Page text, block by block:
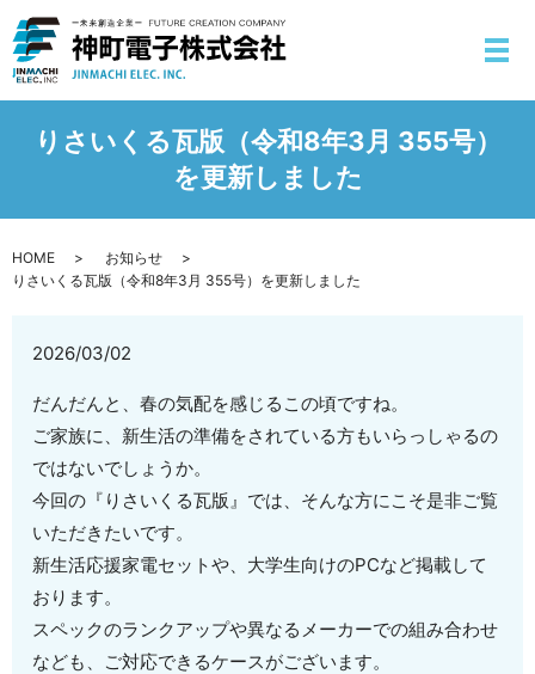
りさいくる瓦版（令和8年3月 355号）
を更新しました
HOME
お知らせ
りさいくる瓦版（令和8年3月 355号）を更新しました
2026/03/02
だんだんと、春の気配を感じるこの頃ですね。
ご家族に、新生活の準備をされている方もいらっしゃるの
ではないでしょうか。
今回の『りさいくる瓦版』では、そんな方にこそ是非ご覧
いただきたいです。
新生活応援家電セットや、大学生向けのPCなど掲載して
おります。
スペックのランクアップや異なるメーカーでの組み合わせ
なども、ご対応できるケースがございます。